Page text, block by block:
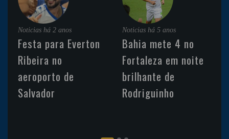
Noticias há 2 anos
Festa para Everton
Ribeira no
aeroporto de
Salvador
Noticias há 5 anos
Bahia mete 4 no
Fortaleza em noite
brilhante de
Rodriguinho